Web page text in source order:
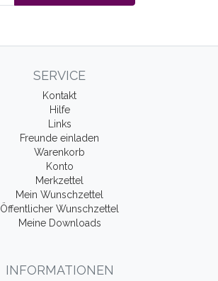
SERVICE
Kontakt
Hilfe
Links
Freunde einladen
Warenkorb
Konto
Merkzettel
Mein Wunschzettel
Öffentlicher Wunschzettel
Meine Downloads
INFORMATIONEN